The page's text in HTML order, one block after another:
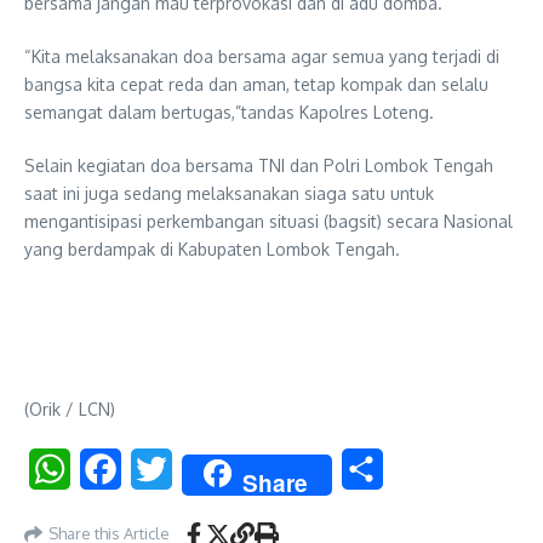
“Kita melaksanakan doa bersama agar semua yang terjadi di
bangsa kita cepat reda dan aman, tetap kompak dan selalu
semangat dalam bertugas,”tandas Kapolres Loteng.
Selain kegiatan doa bersama TNI dan Polri Lombok Tengah
saat ini juga sedang melaksanakan siaga satu untuk
mengantisipasi perkembangan situasi (bagsit) secara Nasional
yang berdampak di Kabupaten Lombok Tengah.
(Orik / LCN)
WhatsAppFacebookTwitter Share
Share this Article